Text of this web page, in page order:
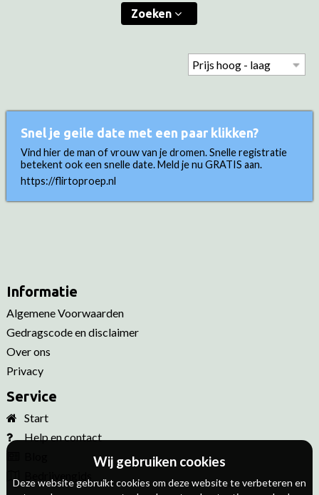
Zoeken
Snel je geile date met een paar klikken?
Vind hier de man of vrouw van je dromen. Snelle registratie
betekent ook een snelle date. Meld je nu GRATIS aan.
https://flirtoproep.nl
Informatie
Algemene Voorwaarden
Gedragscode en disclaimer
Over ons
Privacy
Service
Start
Help en contact
Wij gebruiken cookies
Deze website gebruikt cookies om deze website te verbeteren en